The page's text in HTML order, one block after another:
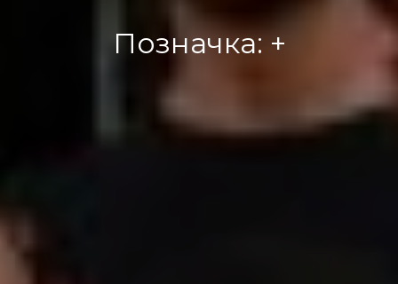
Позначка:+